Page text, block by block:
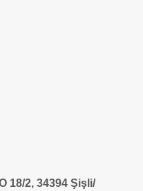
18/2, 34394 Şişli/